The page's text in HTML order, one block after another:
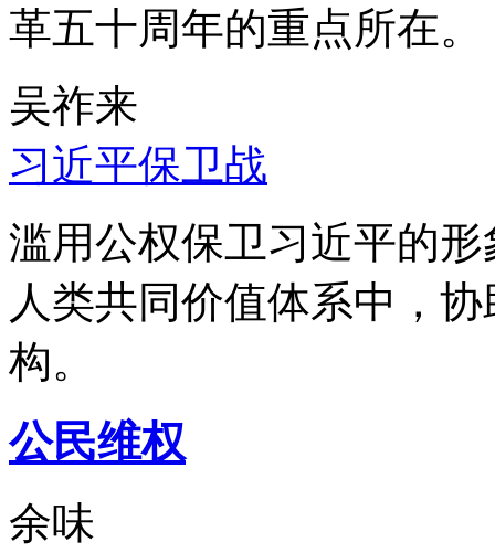
革五十周年的重点所在。
吴祚来
习近平保卫战
滥用公权保卫习近平的
人类共同价值体系中，
构。
公民维权
余味